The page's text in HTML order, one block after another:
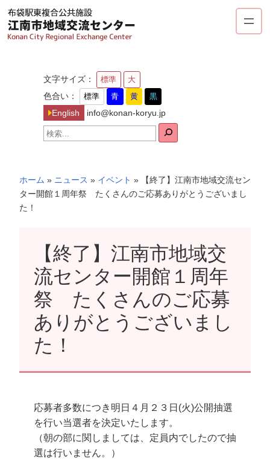
内
容
を
文字サイズ： 標準 大
色合い： 標準 青 黄 黒
English info@konan-koryu.jp
検
索
ホーム » ニュース » イベント » 【終了】江南市地域交流セン
ター開館１周年祭 たくさんのご応募ありがとうございまし
た！
【終了】江南市地域交
流センター開館１周年
祭 たくさんのご応募
ありがとうございまし
た！
応募者多数につき明日４月２３日(火)公開抽選
を行い当選者を決定いたします。
（朝の部に関しましては、定員内でしたので抽
選は行いません。）